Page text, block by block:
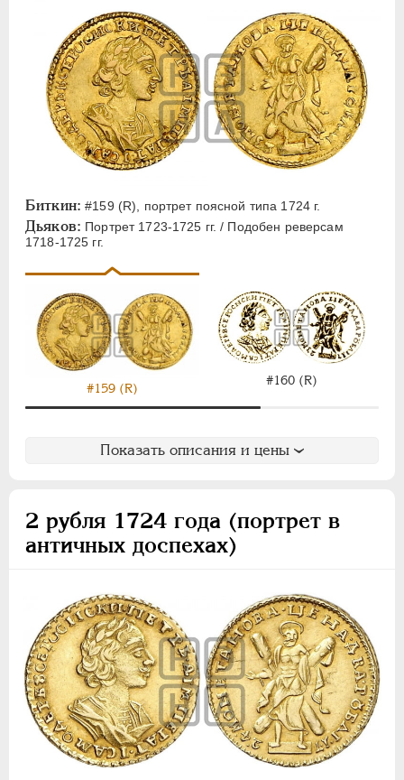
Биткин: #159 (R), портрет поясной типа 1724 г.
Дьяков: Портрет 1723-1725 гг. / Подобен реверсам
1718-1725 гг.
#159 (R)
#160 (R)
Показать описания и цены
2 рубля 1724 года (портрет в
античных доспехах)